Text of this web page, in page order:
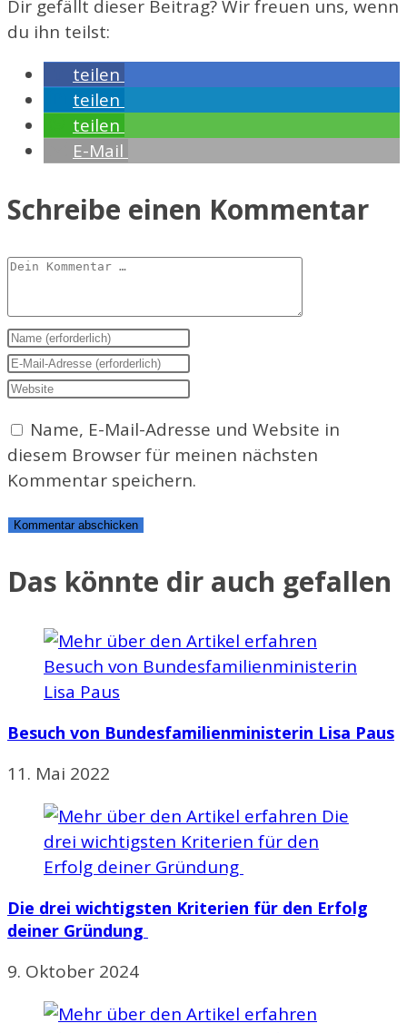
Dir gefällt dieser Beitrag? Wir freuen uns, wenn
du ihn teilst:
teilen
teilen
teilen
E-Mail
Schreibe einen Kommentar
Kommentar
Gib
deinen
Namen
Benutzernamen
zum
Kommentieren
ein
Gib
deine
Mail-
Adresse
zum
Kommentieren
ein
Gib
Website-
URL
ein
(optional)
Name, E-Mail-Adresse und Website in
diesem Browser für meinen nächsten
Kommentar speichern.
Das könnte dir auch gefallen
Besuch von Bundesfamilienministerin Lisa Paus
11. Mai 2022
Die drei wichtigsten Kriterien für den Erfolg
deiner Gründung
9. Oktober 2024